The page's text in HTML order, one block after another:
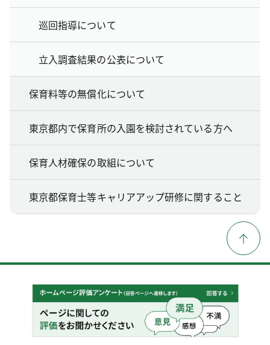
巡回指導について
立入調査結果の公表について
保育料等の無償化について
東京都内で保育所の入園を検討されている方へ
保育人材確保の取組について
東京都保育士等キャリアアップ研修に関すること